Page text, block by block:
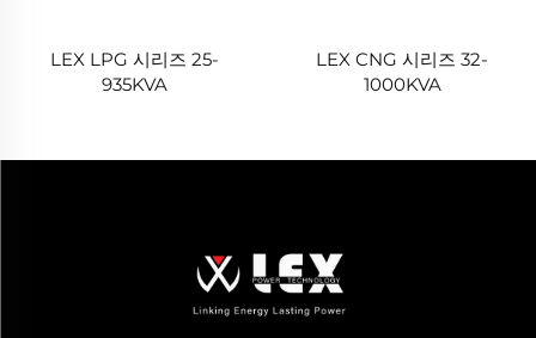
LEX LPG 시리즈 25-
935KVA
LEX CNG 시리즈 32-
1000KVA